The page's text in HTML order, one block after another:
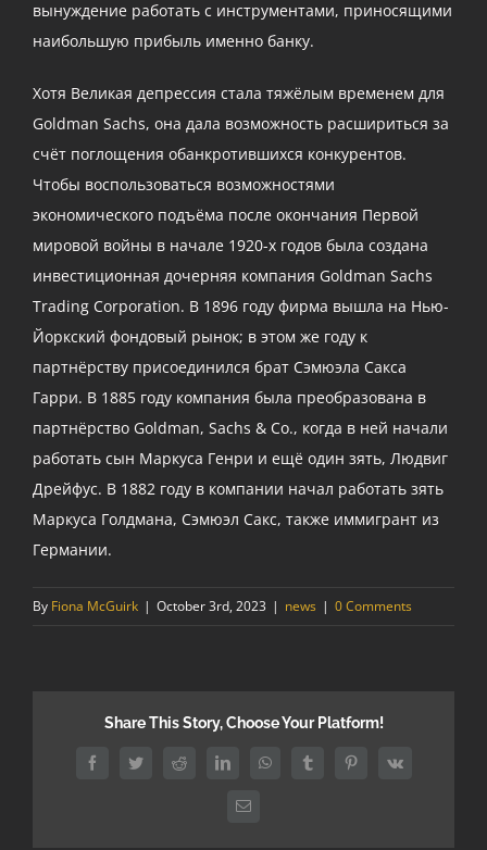
вынуждение работать с инструментами, приносящими
наибольшую прибыль именно банку.
Хотя Великая депрессия стала тяжёлым временем для
Goldman Sachs, она дала возможность расшириться за
счёт поглощения обанкротившихся конкурентов.
Чтобы воспользоваться возможностями
экономического подъёма после окончания Первой
мировой войны в начале 1920-х годов была создана
инвестиционная дочерняя компания Goldman Sachs
Trading Corporation. В 1896 году фирма вышла на Нью-
Йоркский фондовый рынок; в этом же году к
партнёрству присоединился брат Сэмюэла Сакса
Гарри. В 1885 году компания была преобразована в
партнёрство Goldman, Sachs & Co., когда в ней начали
работать сын Маркуса Генри и ещё один зять, Людвиг
Дрейфус. В 1882 году в компании начал работать зять
Маркуса Голдмана, Сэмюэл Сакс, также иммигрант из
Германии.
By Fiona McGuirk | October 3rd, 2023 | news | 0 Comments
Share This Story, Choose Your Platform!
FacebookTwitterReddit LinkedInWhatsAppTumblrPinterest
Vk
Email